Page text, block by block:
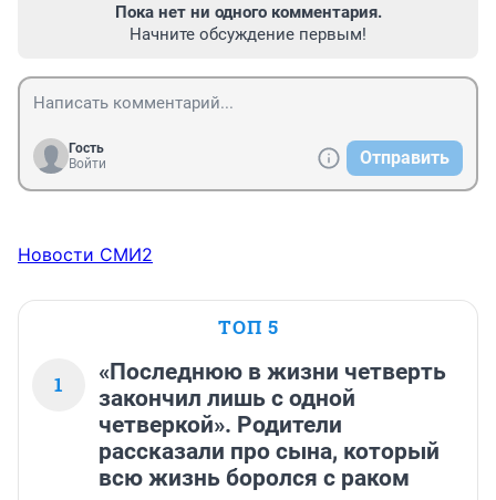
Пока нет ни одного комментария.
Начните обсуждение первым!
Гость
Войти
Отправить
Новости СМИ2
ТОП 5
1
«Последнюю в жизни четверть
закончил лишь с одной
четверкой». Родители
рассказали про сына, который
всю жизнь боролся с раком